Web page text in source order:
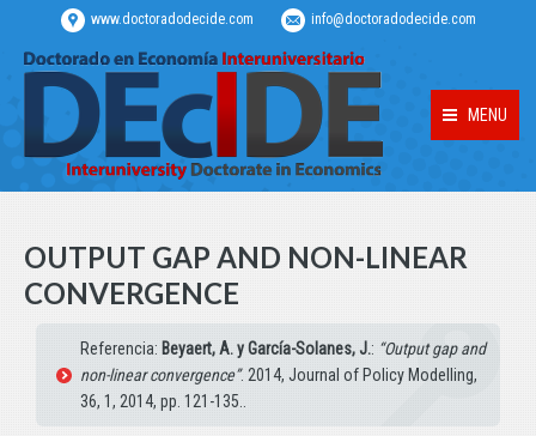
www.doctoradodecide.com info@doctoradodecide.com
MENU
OUTPUT GAP AND NON-LINEAR
CONVERGENCE
Referencia: Beyaert, A. y García-Solanes, J.: “Output gap and
non-linear convergence”. 2014, Journal of Policy Modelling,
36, 1, 2014, pp. 121-135..